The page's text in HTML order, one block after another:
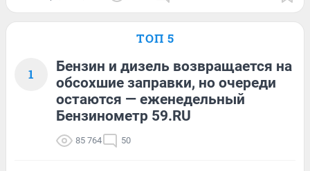
ТОП 5
1
Бензин и дизель возвращается на
обсохшие заправки, но очереди
остаются — еженедельный
Бензинометр 59.RU
85 764 50